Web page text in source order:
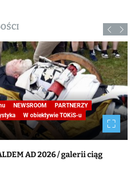
NEWSROOM
PARTNERZY
Tucholskie wieści
W obiektywie TOKiS-u
AD 2026